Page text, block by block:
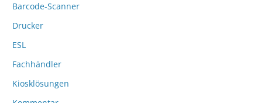
Barcode-Scanner
Drucker
ESL
Fachhändler
Kiosklösungen